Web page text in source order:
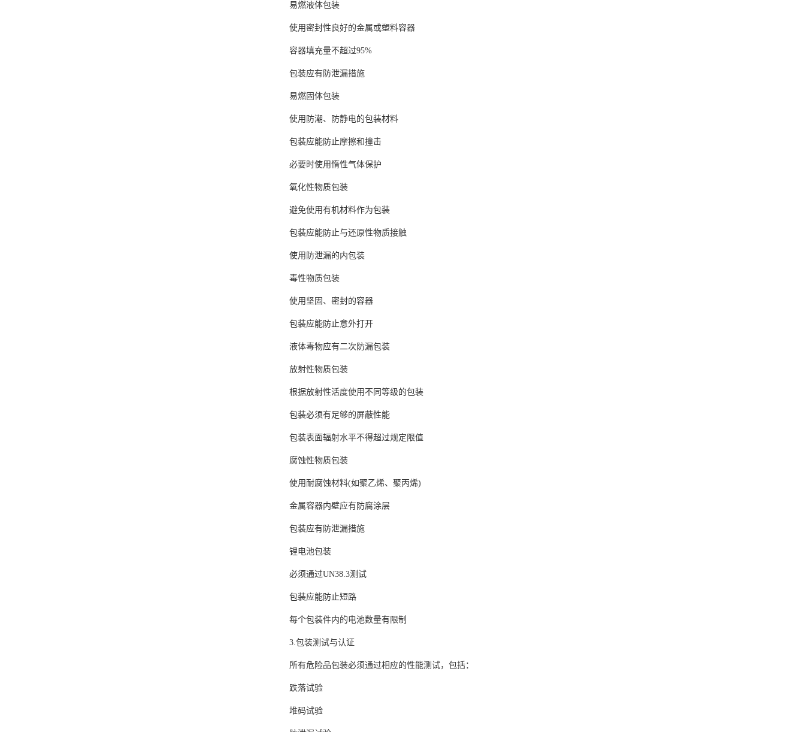
易燃液体包装
使用密封性良好的金属或塑料容器
容器填充量不超过95%
包装应有防泄漏措施
易燃固体包装
使用防潮、防静电的包装材料
包装应能防止摩擦和撞击
必要时使用惰性气体保护
氧化性物质包装
避免使用有机材料作为包装
包装应能防止与还原性物质接触
使用防泄漏的内包装
毒性物质包装
使用坚固、密封的容器
包装应能防止意外打开
液体毒物应有二次防漏包装
放射性物质包装
根据放射性活度使用不同等级的包装
包装必须有足够的屏蔽性能
包装表面辐射水平不得超过规定限值
腐蚀性物质包装
使用耐腐蚀材料(如聚乙烯、聚丙烯)
金属容器内壁应有防腐涂层
包装应有防泄漏措施
锂电池包装
必须通过UN38.3测试
包装应能防止短路
每个包装件内的电池数量有限制
3.包装测试与认证
所有危险品包装必须通过相应的性能测试，包括：
跌落试验
堆码试验